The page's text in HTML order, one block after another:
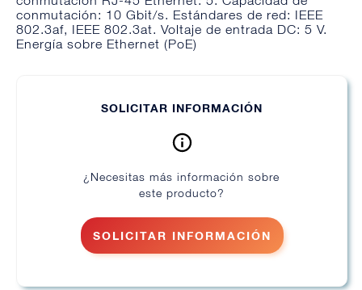
conmutación: 10 Gbit/s. Estándares de red: IEEE
802.3af, IEEE 802.3at. Voltaje de entrada DC: 5 V.
Energía sobre Ethernet (PoE)
SOLICITAR INFORMACIÓN
¿Necesitas más información sobre
este producto?
SOLICITAR INFORMACIÓN